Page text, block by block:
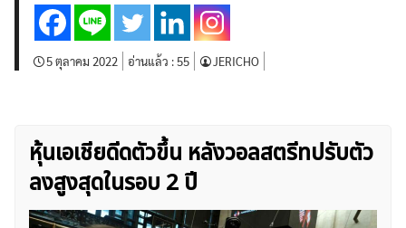
สินค้าโภคภัณฑ์
โบรกเกอร์ FX
โปรโมชั่น Forex
กองทุน Forex
ฟรี EA
5 ตุลาคม 2022 อ่านแล้ว :55 JERICHO
หุ้นเอเชียดีดตัวขึ้น หลังวอลสตรีทปรับตัว
ลงสูงสุดในรอบ 2 ปี